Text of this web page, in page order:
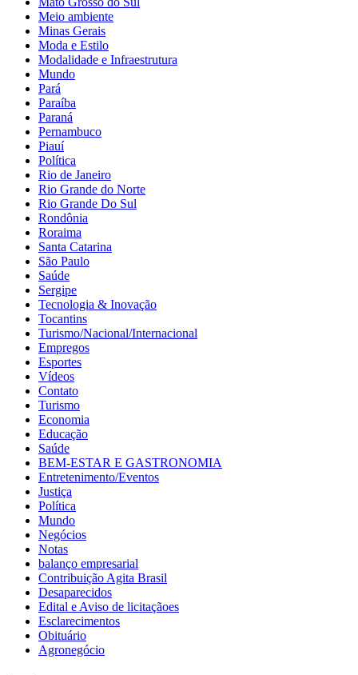
Meio ambiente
Minas Gerais
Moda e Estilo
Modalidade e Infraestrutura
Mundo
Pará
Paraíba
Paraná
Pernambuco
Piauí
Política
Rio de Janeiro
Rio Grande do Norte
Rio Grande Do Sul
Rondônia
Roraima
Santa Catarina
São Paulo
Saúde
Sergipe
Tecnologia & Inovação
Tocantins
Turismo/Nacional/Internacional
Empregos
Esportes
Vídeos
Contato
Turismo
Economia
Educação
Saúde
BEM-ESTAR E GASTRONOMIA
Entretenimento/Eventos
Justiça
Política
Mundo
Negócios
Notas
balanço empresarial
Contribuição Agita Brasil
Desaparecidos
Edital e Aviso de licitaçãoes
Esclarecimentos
Obituário
Agronegócio